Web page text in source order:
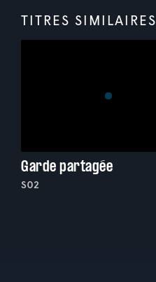
TITRES SIMILAIRES
Garde partagée
S02